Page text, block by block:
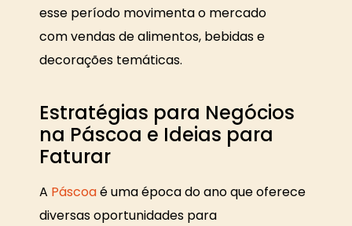
esse período movimenta o mercado
com vendas de alimentos, bebidas e
decorações temáticas.
Estratégias para Negócios
na Páscoa e Ideias para
Faturar
A Páscoaé uma época do ano que oferece
diversas oportunidades para